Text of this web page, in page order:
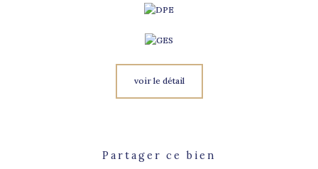
voir le détail
Partager ce bien